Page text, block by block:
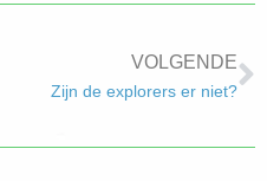
VOLGENDE
Zijn de explorers er niet?